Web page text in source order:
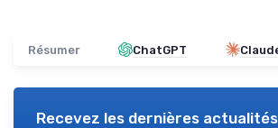
Résumer ChatGPT
Recevez les dernières